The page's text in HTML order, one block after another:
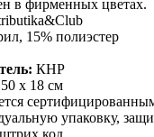
в фирменных цветах.
15% полиэстер
КНР
х 18 см
упаковку,
код.